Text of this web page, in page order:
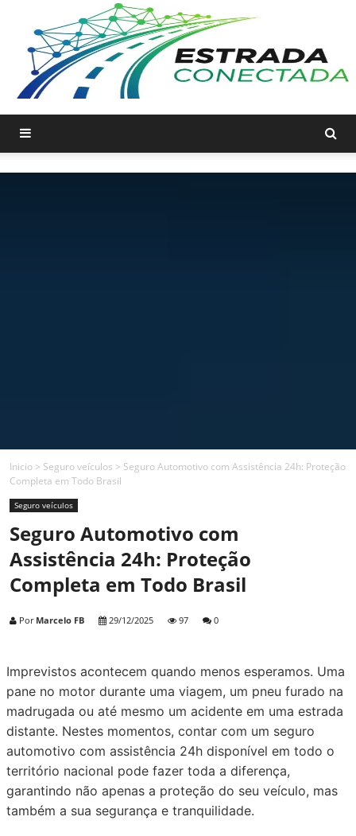
Inicio > Seguro veículos > Seguro Automotivo com Assistência 24h: Proteção
Completa em Todo Brasil
Seguro veículos
Seguro Automotivo com
Assistência 24h: Proteção
Completa em Todo Brasil
Por Marcelo FB 29/12/2025 97 0
Imprevistos acontecem quando menos esperamos. Uma
pane no motor durante uma viagem, um pneu furado na
madrugada ou até mesmo um acidente em uma estrada
distante. Nestes momentos, contar com um seguro
automotivo com assistência 24h disponível em todo o
território nacional pode fazer toda a diferença,
garantindo não apenas a proteção do seu veículo, mas
também a sua segurança e tranquilidade.